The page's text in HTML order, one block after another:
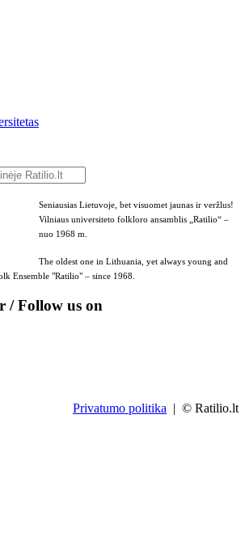
Seniausias Lietuvoje, bet visuomet jaunas ir veržlus!
Vilniaus universiteto folkloro ansamblis „Ratilio“ –
nuo 1968 m.
The oldest one in Lithuania, yet always young and
Ensemble "Ratilio" – since 1968.
/ Follow us on
Privatumo politika | © Ratilio.lt